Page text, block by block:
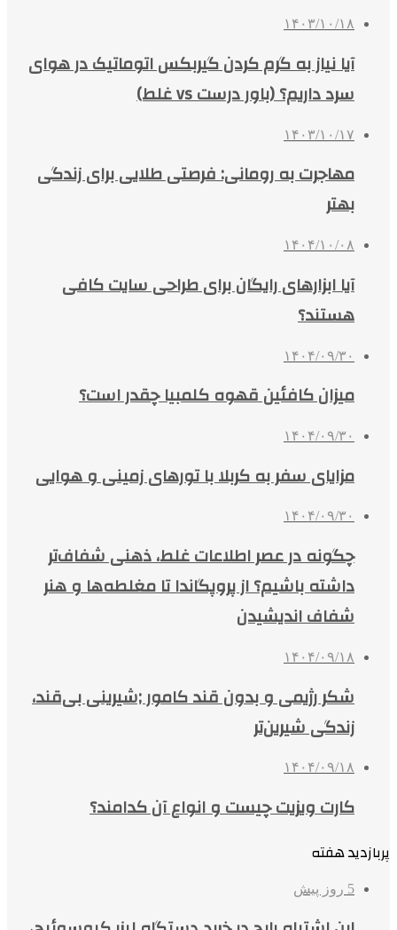
۱۴۰۳/۱۰/۱۸
آیا نیاز به گرم کردن گیربکس اتوماتیک در هوای
سرد داریم؟ (باور درست vs غلط)
۱۴۰۳/۱۰/۱۷
مهاجرت به رومانی: فرصتی طلایی برای زندگی
بهتر
۱۴۰۴/۱۰/۰۸
آیا ابزارهای رایگان برای طراحی سایت کافی
هستند؟
۱۴۰۴/۰۹/۳۰
میزان کافئین قهوه کلمبیا چقدر است؟
۱۴۰۴/۰۹/۳۰
مزایای سفر به کربلا با تورهای زمینی و هوایی
۱۴۰۴/۰۹/۳۰
چگونه در عصر اطلاعات غلط، ذهنی شفاف‌تر
داشته باشیم؟ از پروپگاندا تا مغلطه‌ها و هنر
شفاف اندیشیدن
۱۴۰۴/۰۹/۱۸
شکر رژیمی و بدون قند کامور ;شیرینی بی‌قند،
زندگی شیرین‌تر
۱۴۰۴/۰۹/۱۸
کارت ویزیت چیست و انواع آن کدامند؟
پربازدید هفته
5 روز پیش